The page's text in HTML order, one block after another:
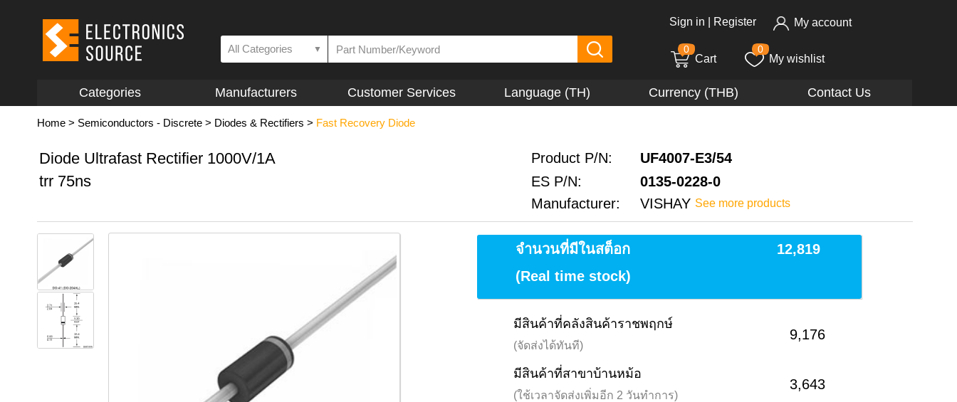
All Categories ▼
Sign in Register My account
0
Cart
0
My wishlist
Categories Manufacturers Customer Services Language (TH) Currency (THB) Contact Us
Home > Semiconductors - Discrete > Diodes & Rectifiers > Fast Recovery Diode
Diode Ultrafast Rectifier 1000V/1A Product P/N: UF4007-E3/54
trr 75ns ES P/N:
0135-0228-0
Manufacturer:
VISHAY See more products
จำนวนที่มีในสต็อก
12,819
(Real time stock)
มีสินค้าที่คลังสินค้าราชพฤกษ์
(จัดส่งได้ทันที)
9,176
มีสินค้าที่สาขาบ้านหม้อ
(ใช้เวลาจัดส่งเพิ่มอีก 2 วันทำการ)
3,643